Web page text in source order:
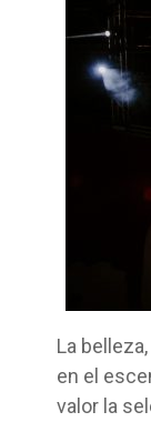
La
en el
valor la